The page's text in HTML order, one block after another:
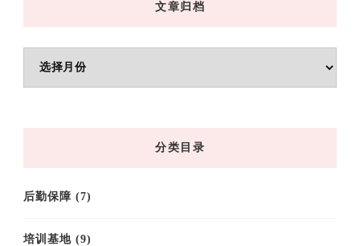
文章归档
分类目录
后勤保障 (7)
培训基地 (9)